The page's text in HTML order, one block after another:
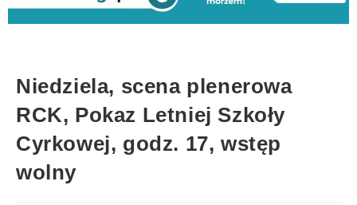
Niedziela, scena plenerowa
RCK, Pokaz Letniej Szkoły
Cyrkowej, godz. 17, wstęp
wolny